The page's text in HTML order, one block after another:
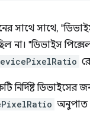
সাথে সাথে,
না। "ডিভাইস
নির্দিষ্ট ডিভাইসের
অনুপাত